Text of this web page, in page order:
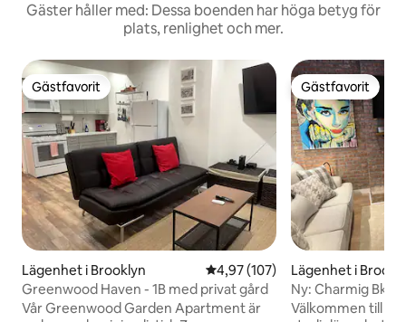
Gäster håller med: Dessa boenden har höga betyg för
plats, renlighet och mer.
Gästfavorit
Gästfavorit
Lägenhet i Brooklyn 4,97 av 5 i genomsnittligt
4,97 (107)
Greenwood Haven - 1B med privat gård
Vår Greenwood Garden Apartment är
Gästfavorit
Gästfavorit
Lägenhet i
Ny: Charmig
Välkommen till